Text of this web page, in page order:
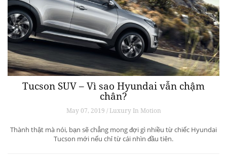
Tucson SUV – Vì sao Hyundai vẫn chậm
chân?
May 07, 2019 / Luxury In Motion
Thành thật mà nói, bạn sẽ chẳng mong đợi gì nhiều từ chiếc Hyundai
Tucson mới nếu chỉ từ cái nhìn đầu tiên.